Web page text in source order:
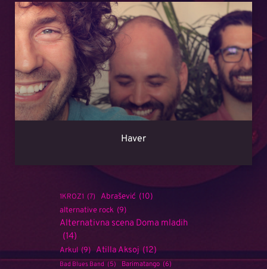
Haver
1KROZ1 (7) Abrašević (10)
alternative rock (9)
Alternativna scena Doma mladih
(14)
Arkul (9) Atilla Aksoj (12)
Bad Blues Band (5) Barimatango (6)